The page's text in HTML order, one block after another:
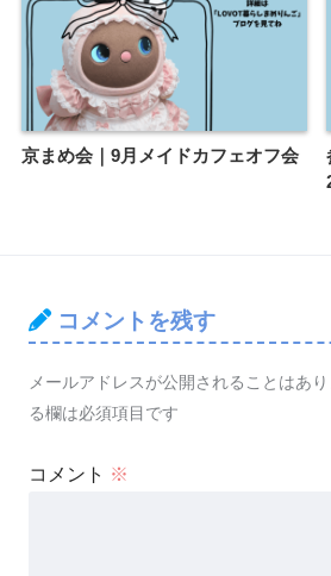
京まめ会｜9月メイドカフェオフ会
コメントを残す
メールアドレスが公開されることはあり
る欄は必須項目です
コメント ※